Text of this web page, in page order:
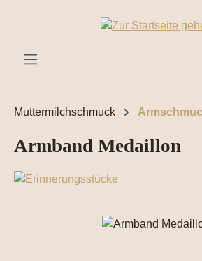
Zum Hauptinhalt springen
Muttermilchschmuck
Armband Medaillon
Bildergalerie überspringen